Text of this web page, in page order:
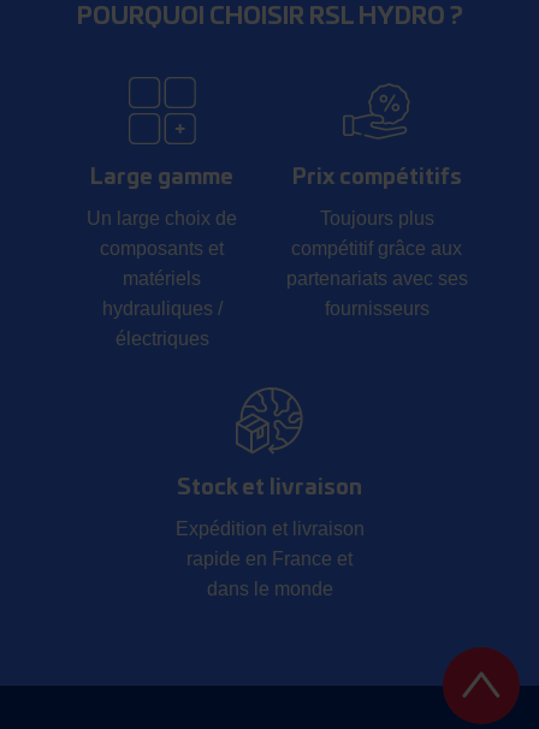
POURQUOI CHOISIR RSL HYDRO ?
Large gamme
Un large choix de
composants et
matériels
hydrauliques /
électriques
Prix compétitifs
Toujours plus
compétitif grâce aux
partenariats avec ses
fournisseurs
Stock et livraison
Expédition et livraison
rapide en France et
dans le monde